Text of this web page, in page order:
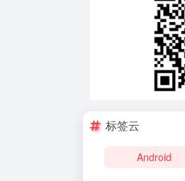
标签云
Android